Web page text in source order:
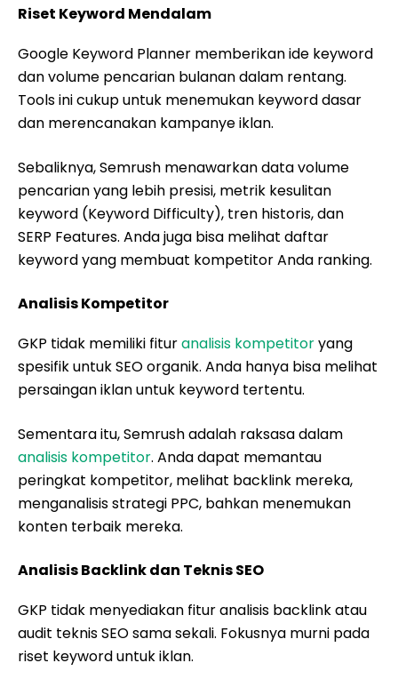
Riset Keyword Mendalam
Google Keyword Planner memberikan ide keyword
dan volume pencarian bulanan dalam rentang.
Tools ini cukup untuk menemukan keyword dasar
dan merencanakan kampanye iklan.
Sebaliknya, Semrush menawarkan data volume
pencarian yang lebih presisi, metrik kesulitan
keyword (Keyword Difficulty), tren historis, dan
SERP Features. Anda juga bisa melihat daftar
keyword yang membuat kompetitor Anda ranking.
Analisis Kompetitor
GKP tidak memiliki fituranalisis kompetitoryang
spesifik untuk SEO organik. Anda hanya bisa melihat
persaingan iklan untuk keyword tertentu.
Sementara itu, Semrush adalah raksasa dalam
analisis kompetitor. Anda dapat memantau
peringkat kompetitor, melihat backlink mereka,
menganalisis strategi PPC, bahkan menemukan
konten terbaik mereka.
Analisis Backlink dan Teknis SEO
GKP tidak menyediakan fitur analisis backlink atau
audit teknis SEO sama sekali. Fokusnya murni pada
riset keyword untuk iklan.